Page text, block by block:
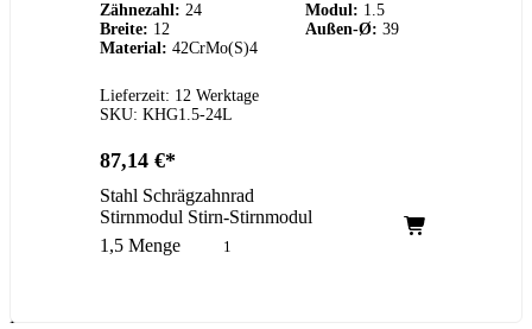
Zähnezahl: 24 Modul: 1.5
Breite: 12 Außen-Ø: 39
Material: 42CrMo(S)4
Lieferzeit: 12 Werktage
SKU: KHG1.5-24L
87,14 €
Stahl Schrägzahnrad
Stirnmodul Stirn-Stirnmodul
1,5 Menge
Kundenservice